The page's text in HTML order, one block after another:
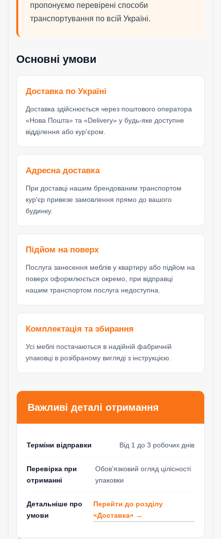
пропонуємо перевірені способи
транспортування по всій Україні.
Основні умови
Доставка по Україні
Доставка здійснюється через поштового оператора
«Нова Пошта» та «Delivery» у будь-яке доступне
відділення або кур'єром.
Адресна доставка
При доставці нашим брендованим транспортом
кур'єр привезе замовлення прямо до вашого
будинку.
Підйом на поверх
Послуга занесення меблів у квартиру або підйом на
поверх оформлюється окремо, при відправці
нашим транспортом послуга недоступна.
Комплектація та збирання
Усі меблі постачаються в надійній фабричній
упаковці в розібраному вигляді з інструкцією.
Важливі деталі отримання
Терміни відправки Від 1 до 3 робочих днів
Перевірка при
отриманні
Обов'язковий огляд цілісності
упаковки
Детальніше про
умови
Перейти до розділу
«Доставка» →